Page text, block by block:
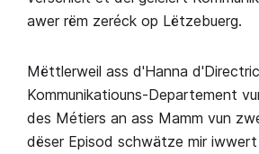
awer rëm zeréck op Lëtzebuerg.
Mëttlerweil ass d'Hanna
Kommunikatiouns-Departement
des Métiers an ass Mamm vun
dëser Episod schwätze mir iwwert